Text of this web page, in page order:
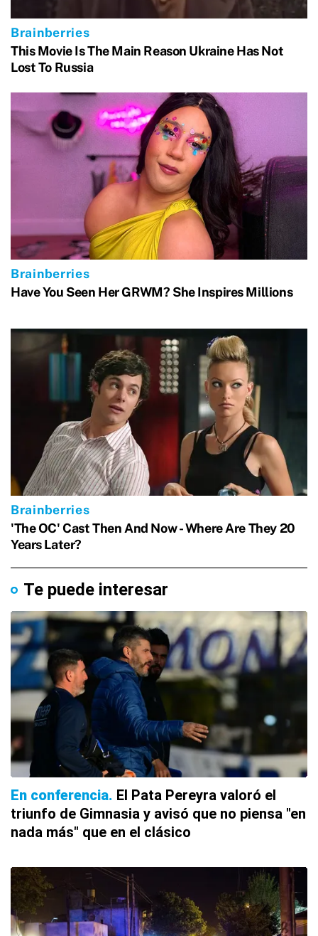
Te puede interesar
En conferencia El Pata Pereyra valoró el
triunfo de Gimnasia y avisó que no piensa "en
nada más" que en el clásico